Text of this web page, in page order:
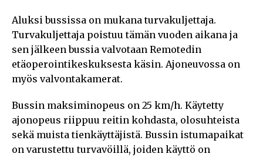
Aluksi bussissa on mukana turvakuljettaja.
Turvakuljettaja poistuu tämän vuoden aikana ja
sen jälkeen bussia valvotaan Remotedin
etäoperointikeskuksesta käsin. Ajoneuvossa on
myös valvontakamerat.
Bussin maksiminopeus on 25 km/h. Käytetty
ajonopeus riippuu reitin kohdasta, olosuhteista
sekä muista tienkäyttäjistä. Bussin istumapaikat
on varustettu turvavöillä, joiden käyttö on